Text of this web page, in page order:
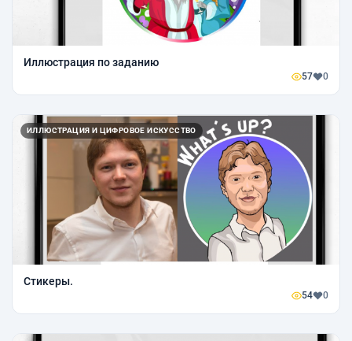
Иллюстрация по заданию
57 0
ИЛЛЮСТРАЦИЯ И ЦИФРОВОЕ ИСКУССТВО
Стикеры.
54 0